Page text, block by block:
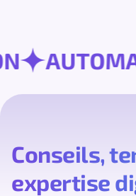
Conseils,
expertise